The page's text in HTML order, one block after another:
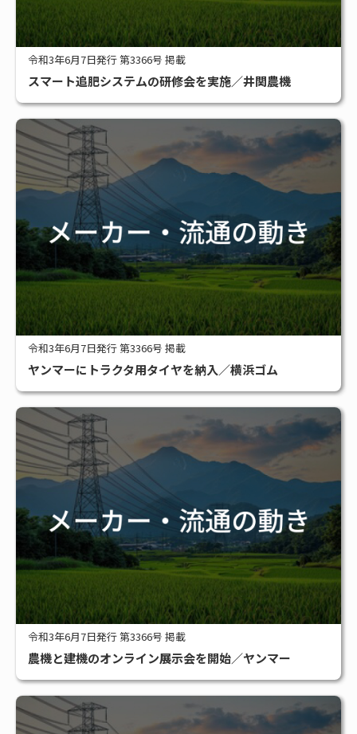
令和3年6月7日発行 第3366号 掲載
スマート追肥システムの研修会を実施／井関農機
令和3年6月7日発行 第3366号 掲載
ヤンマーにトラクタ用タイヤを納入／横浜ゴム
令和3年6月7日発行 第3366号 掲載
農機と建機のオンライン展示会を開始／ヤンマー